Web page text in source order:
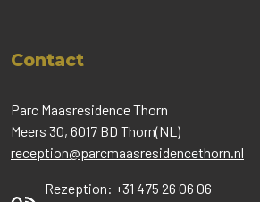
Contact
Parc Maasresidence Thorn
Meers 30, 6017 BD Thorn(NL)
reception@parcmaasresidencethorn.nl
Rezeption: +31 475 26 06 06